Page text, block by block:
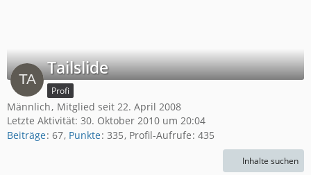
Tailslide
Profi
Männlich Mitglied seit 22. April 2008
Letzte Aktivität: 30. Oktober 2010 um 20:04
Beiträge 67 Punkte 335 Profil-Aufrufe 435
Inhalte suchen